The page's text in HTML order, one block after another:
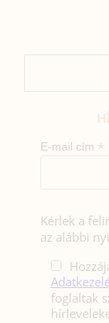
E-mail cím *
Kérlek a
az alábbi
foglaltak